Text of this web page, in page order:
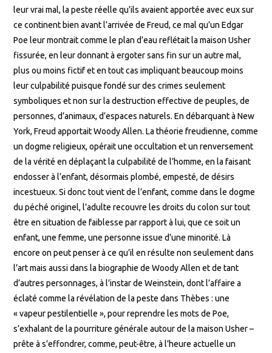
leur vrai mal, la peste réelle qu’ils avaient apportée avec eux sur
ce continent bien avant l’arrivée de Freud, ce mal qu’un Edgar
Poe leur montrait comme le plan d’eau reflétait la maison Usher
fissurée, en leur donnant à ergoter sans fin sur un autre mal,
plus ou moins fictif et en tout cas impliquant beaucoup moins
leur culpabilité puisque fondé sur des crimes seulement
symboliques et non sur la destruction effective de peuples, de
personnes, d’animaux, d’espaces naturels. En débarquant à New
York, Freud apportait Woody Allen. La théorie freudienne, comme
un dogme religieux, opérait une occultation et un renversement
de la vérité en déplaçant la culpabilité de l’homme, en la faisant
endosser à l’enfant, désormais plombé, empesté, de désirs
incestueux. Si donc tout vient de l’enfant, comme dans le dogme
du péché originel, l’adulte recouvre les droits du colon sur tout
être en situation de faiblesse par rapport à lui, que ce soit un
enfant, une femme, une personne issue d’une minorité. Là
encore on peut penser à ce qu’il en résulte non seulement dans
l’art mais aussi dans la biographie de Woody Allen et de tant
d’autres personnages, à l’instar de Weinstein, dont l’affaire a
éclaté comme la révélation de la peste dans Thèbes : une
« vapeur pestilentielle », pour reprendre les mots de Poe,
s’exhalant de la pourriture générale autour de la maison Usher –
prête à s’effondrer, comme, peut-être, à l’heure actuelle un